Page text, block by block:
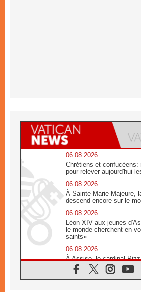
06.08.2026
Chrétiens et confucéens:
pour relever aujourd'hui
06.08.2026
À Sainte-Marie-Majeure,
descend encore sur le
06.08.2026
Léon XIV aux jeunes
le monde cherchent en
saints»
06.08.2026
À Assise, le cardinal
«les chrétiens veulent la
06.08.2026